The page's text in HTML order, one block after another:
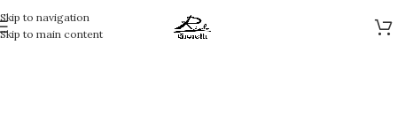
Skip to navigation
Skip to main content